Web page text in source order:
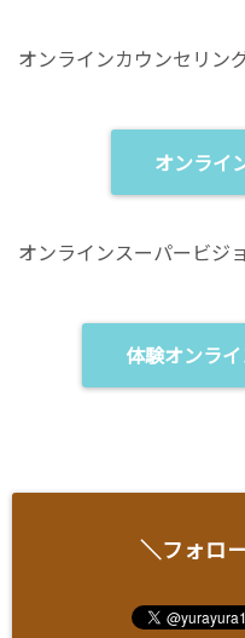
オンラインカウンセリン
オンライ
オンラインスーパービジ
体験オンラ
＼フォロ